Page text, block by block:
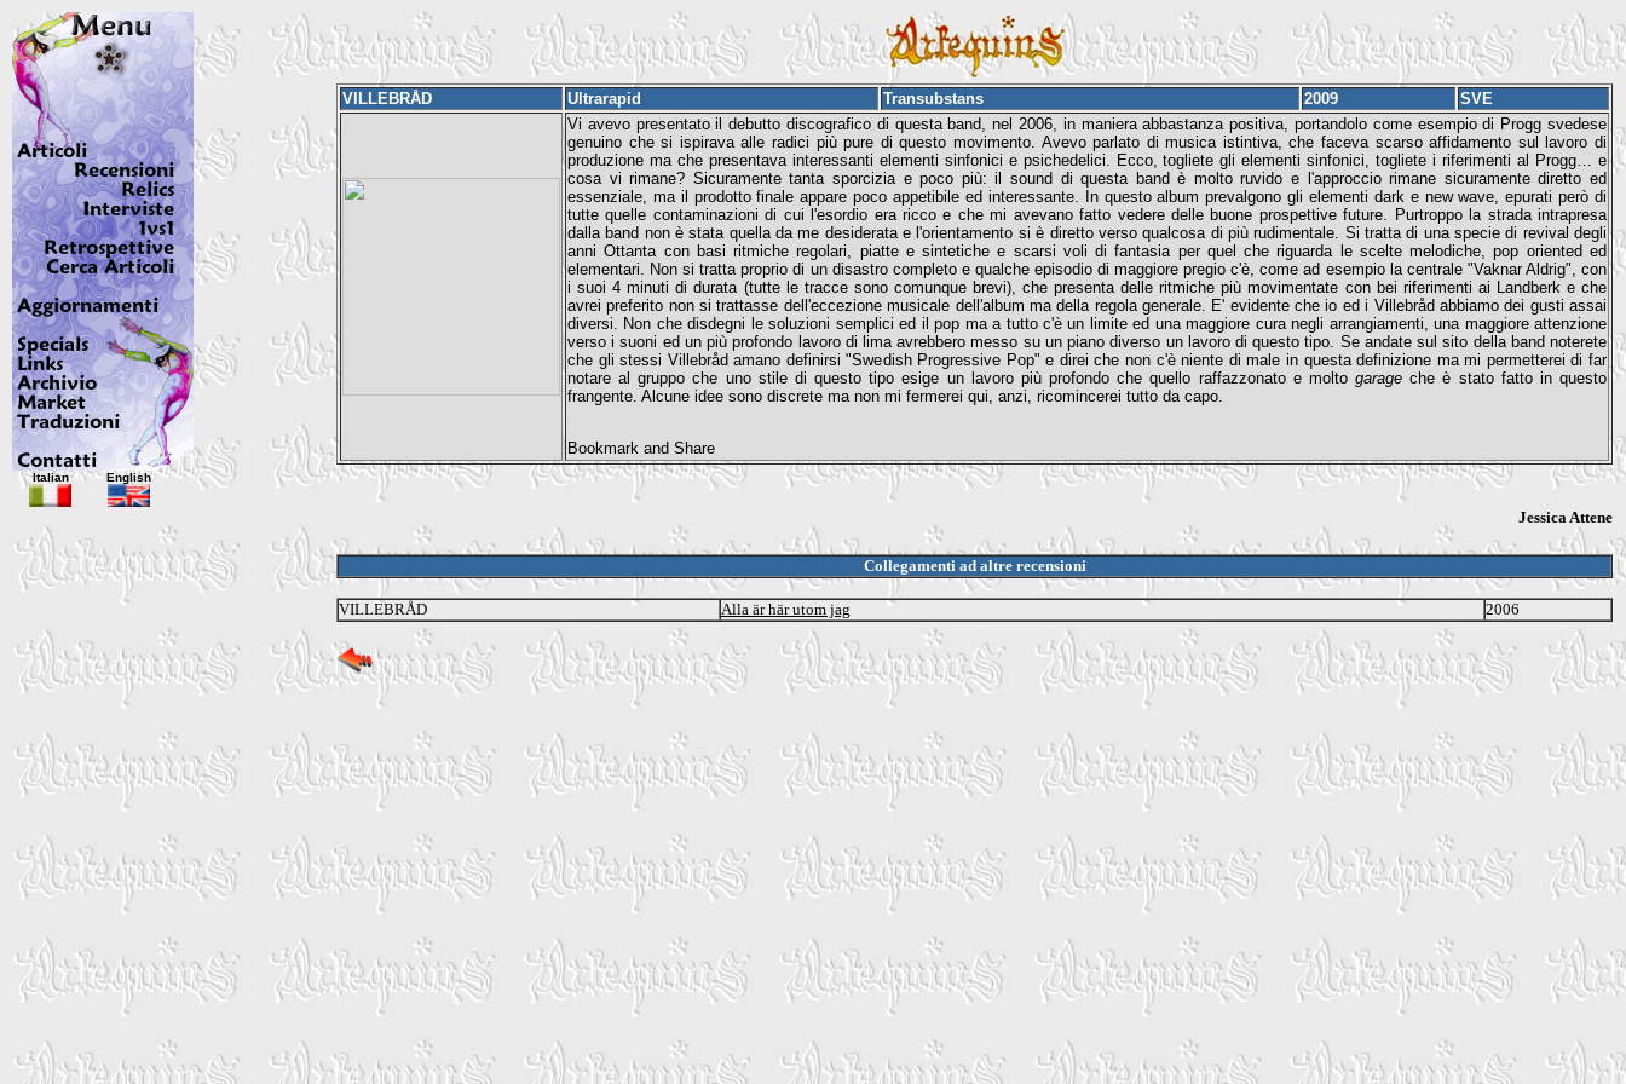
VILLEBRÅD Ultrarapid Transubstans 2009
SVE
Vi avevo presentato il debutto discografico di questa band, nel 2006, in maniera abbastanza positiva, portandolo come esempio di Progg svedese
genuino che si ispirava alle radici più pure di questo movimento. Avevo parlato di musica istintiva, che faceva scarso affidamento sul lavoro di
produzione ma che presentava interessanti elementi sinfonici e psichedelici. Ecco, togliete gli elementi sinfonici, togliete i riferimenti al Progg… e
cosa vi rimane? Sicuramente tanta sporcizia e poco più: il sound di questa band è molto ruvido e l'approccio rimane sicuramente diretto ed
essenziale, ma il prodotto finale appare poco appetibile ed interessante. In questo album prevalgono gli elementi dark e new wave, epurati però di
tutte quelle contaminazioni di cui l'esordio era ricco e che mi avevano fatto vedere delle buone prospettive future. Purtroppo la strada intrapresa
dalla band non è stata quella da me desiderata e l'orientamento si è diretto verso qualcosa di più rudimentale. Si tratta di una specie di revival degli
anni Ottanta con basi ritmiche regolari, piatte e sintetiche e scarsi voli di fantasia per quel che riguarda le scelte melodiche, pop oriented ed
elementari. Non si tratta proprio di un disastro completo e qualche episodio di maggiore pregio c'è, come ad esempio la centrale "Vaknar Aldrig", con
i suoi 4 minuti di durata (tutte le tracce sono comunque brevi), che presenta delle ritmiche più movimentate con bei riferimenti ai Landberk e che
avrei preferito non si trattasse dell'eccezione musicale dell'album ma della regola generale. E' evidente che io ed i Villebråd abbiamo dei gusti assai
diversi. Non che disdegni le soluzioni semplici ed il pop ma a tutto c'è un limite ed una maggiore cura negli arrangiamenti, una maggiore attenzione
verso i suoni ed un più profondo lavoro di lima avrebbero messo su un piano diverso un lavoro di questo tipo. Se andate sul sito della band noterete
che gli stessi Villebråd amano definirsi "Swedish Progressive Pop" e direi che non c'è niente di male in questa definizione ma mi permetterei di far
notare al gruppo che uno stile di questo tipo esige un lavoro più profondo che quello raffazzonato e moltogarage che è stato fatto in questo
frangente. Alcune idee sono discrete ma non mi fermerei qui, anzi, ricomincerei tutto da capo.
Jessica Attene
Collegamenti ad altre recensioni
VILLEBRÅD Alla är här utom jag 2006
Italian English